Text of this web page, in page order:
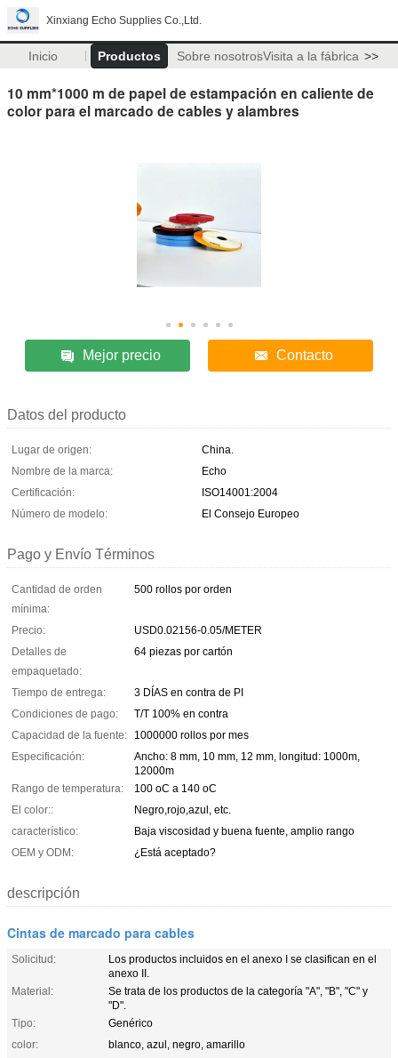
Xinxiang Echo Supplies Co.,Ltd.
Inicio Productos Sobre nosotrosVisita a la fábrica >>
10 mm*1000 m de papel de estampación en caliente de
color para el marcado de cables y alambres
Mejor precio Contacto
Datos del producto
Lugar de origen:
China.
Nombre de la marca:
Echo
Certificación:
ISO14001:2004
Número de modelo:
El Consejo Europeo
Pago y Envío Términos
Cantidad de orden
mínima:
500 rollos por orden
Precio:
USD0.02156-0.05/METER
Detalles de
empaquetado:
64 piezas por cartón
Tiempo de entrega:
3 DÍAS en contra de PI
Condiciones de pago:
T/T 100% en contra
Capacidad de la fuente:
1000000 rollos por mes
Especificación:
Ancho: 8 mm, 10 mm, 12 mm, longitud: 1000m,
12000m
Rango de temperatura:
100 oC a 140 oC
El color::
Negro,rojo,azul, etc.
característico:
Baja viscosidad y buena fuente, amplio rango
OEM y ODM:
¿Está aceptado?
descripción
Cintas de marcado para cables
Solicitud:
Los productos incluidos en el anexo I se clasifican en el
anexo II.
Material:
Se trata de los productos de la categoría "A", "B", "C" y
"D".
Tipo:
Genérico
color:
blanco, azul, negro, amarillo